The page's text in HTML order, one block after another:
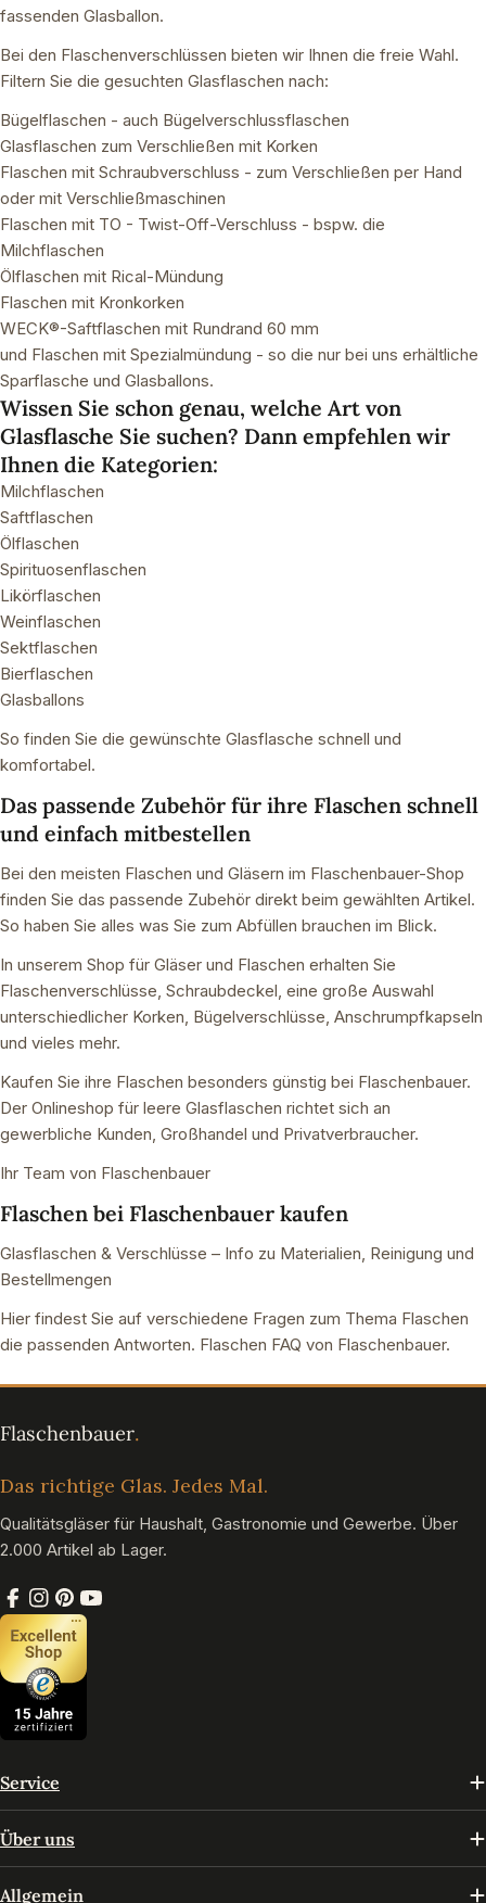
fassenden Glasballon.
Bei den Flaschenverschlüssen bieten wir Ihnen die freie Wahl.
Filtern Sie die gesuchten Glasflaschen nach:
Bügelflaschen - auch Bügelverschlussflaschen
Glasflaschen zum Verschließen mit Korken
Flaschen mit Schraubverschluss - zum Verschließen per Hand
oder mit Verschließmaschinen
Flaschen mit TO - Twist-Off-Verschluss - bspw. die
Milchflaschen
Ölflaschen mit Rical-Mündung
Flaschen mit Kronkorken
WECK®-Saftflaschen mit Rundrand 60 mm
und Flaschen mit Spezialmündung - so die nur bei uns erhältliche
Sparflasche und Glasballons.
Wissen Sie schon genau, welche Art von
Glasflasche Sie suchen? Dann empfehlen wir
Ihnen die Kategorien:
Milchflaschen
Saftflaschen
Ölflaschen
Spirituosenflaschen
Likörflaschen
Weinflaschen
Sektflaschen
Bierflaschen
Glasballons
So finden Sie die gewünschte Glasflasche schnell und
komfortabel.
Das passende Zubehör für ihre Flaschen schnell
und einfach mitbestellen
Bei den meisten Flaschen und Gläsern im Flaschenbauer-Shop
finden Sie das passende Zubehör direkt beim gewählten Artikel.
So haben Sie alles was Sie zum Abfüllen brauchen im Blick.
In unserem Shop für Gläser und Flaschen erhalten Sie
Flaschenverschlüsse, Schraubdeckel, eine große Auswahl
unterschiedlicher Korken, Bügelverschlüsse, Anschrumpfkapseln
und vieles mehr.
Kaufen Sie ihre Flaschen besonders günstig bei Flaschenbauer.
Der Onlineshop für leere Glasflaschen richtet sich an
gewerbliche Kunden, Großhandel und Privatverbraucher.
Ihr Team von Flaschenbauer
Flaschen bei Flaschenbauer kaufen
Glasflaschen & Verschlüsse – Info zu Materialien, Reinigung und
Bestellmengen
Hier findest Sie auf verschiedene Fragen zum Thema Flaschen
die passenden Antworten. Flaschen FAQ von Flaschenbauer.
Das richtige Glas. Jedes Mal.
Qualitätsgläser für Haushalt, Gastronomie und Gewerbe. Über
2.000 Artikel ab Lager.
Facebook
Instagram
Pinterest
YouTube
Service
Über uns
Allgemein